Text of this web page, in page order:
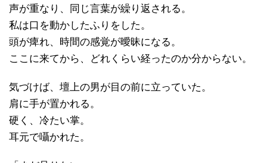
声が重なり、同じ言葉が繰り返される。
私は口を動かしたふりをした。
頭が痺れ、時間の感覚が曖昧になる。
ここに来てから、どれくらい経ったのか分からない。
気づけば、壇上の男が目の前に立っていた。
肩に手が置かれる。
硬く、冷たい掌。
耳元で囁かれた。